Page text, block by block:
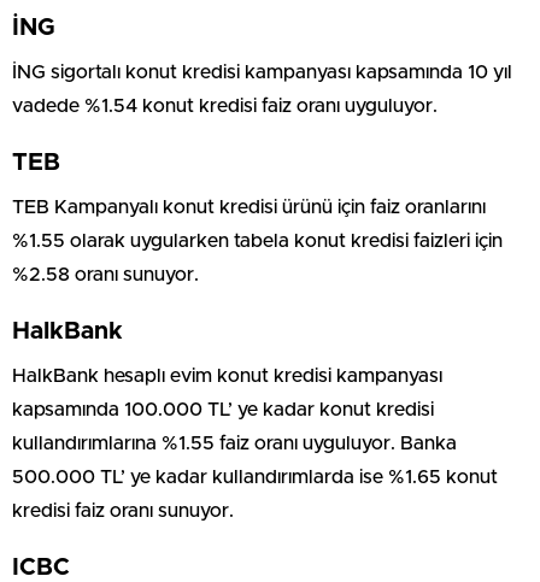
İNG
İNG sigortalı konut kredisi kampanyası kapsamında 10 yıl
vadede %1.54 konut kredisi faiz oranı uyguluyor.
TEB
TEB Kampanyalı konut kredisi ürünü için faiz oranlarını
%1.55 olarak uygularken tabela konut kredisi faizleri için
%2.58 oranı sunuyor.
HalkBank
HalkBank hesaplı evim konut kredisi kampanyası
kapsamında 100.000 TL’ ye kadar konut kredisi
kullandırımlarına %1.55 faiz oranı uyguluyor. Banka
500.000 TL’ ye kadar kullandırımlarda ise %1.65 konut
kredisi faiz oranı sunuyor.
ICBC